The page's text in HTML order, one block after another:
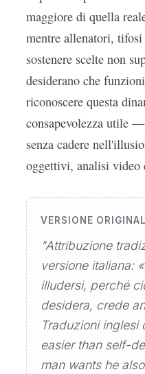
maggiore di quella
mentre allenatori,
sostenere scelte non
desiderano che
riconoscere questa
consapevolezza utile
senza cadere
oggettivi, analisi video
VERSIONE
"Attribuzione
versione italiana:
illudersi, perché
desidera, crede
Traduzioni inglesi
easier than self-
man wants he